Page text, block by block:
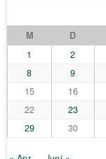
M
D
1
2
8
9
15
16
22
23
29
30